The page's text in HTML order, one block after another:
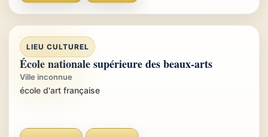
LIEU CULTUREL
École nationale supérieure des beaux-arts
Ville inconnue
école d'art française